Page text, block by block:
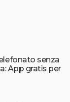
senza
App gratis per